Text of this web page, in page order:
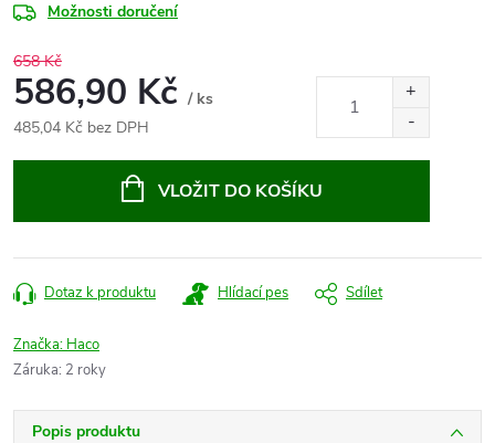
Možnosti doručení
658 Kč
586,90 Kč / ks
485,04 Kč bez DPH
VLOŽIT DO KOŠÍKU
Dotaz k produktu Hlídací pes Sdílet
Značka: Haco
Záruka: 2 roky
Popis produktu